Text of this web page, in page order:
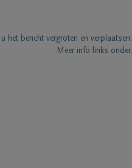
het bericht vergroten en verplaatsen.
Meer info links onder.